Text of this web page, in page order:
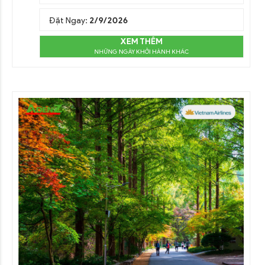
Đặt Ngay: 2/9/2026
XEM THÊM
NHỮNG NGÀY KHỞI HÀNH KHÁC